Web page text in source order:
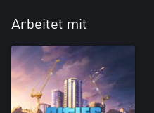
Arbeitet mit